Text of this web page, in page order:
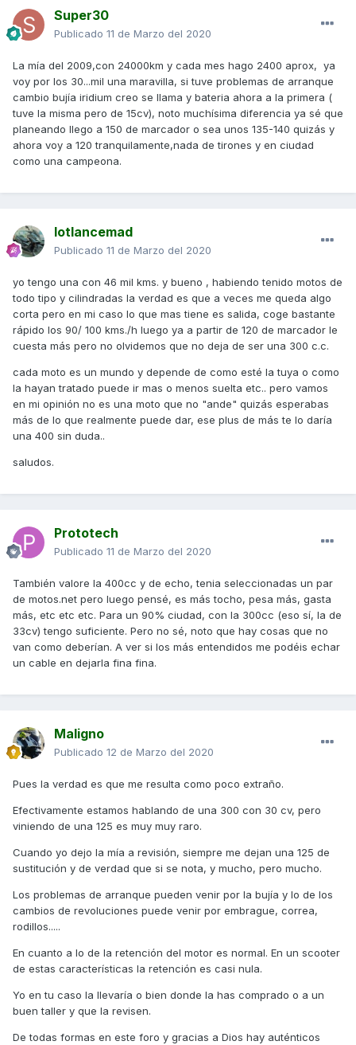
Super30
Publicado 11 de Marzo del 2020
La mía del 2009,con 24000km y cada mes hago 2400 aprox, ya
voy por los 30...mil una maravilla, si tuve problemas de arranque
cambio bujía iridium creo se llama y bateria ahora a la primera (
tuve la misma pero de 15cv), noto muchísima diferencia ya sé que
planeando llego a 150 de marcador o sea unos 135-140 quizás y
ahora voy a 120 tranquilamente,nada de tirones y en ciudad
como una campeona.
lotlancemad
Publicado 11 de Marzo del 2020
yo tengo una con 46 mil kms. y bueno , habiendo tenido motos de
todo tipo y cilindradas la verdad es que a veces me queda algo
corta pero en mi caso lo que mas tiene es salida, coge bastante
rápido los 90/ 100 kms./h luego ya a partir de 120 de marcador le
cuesta más pero no olvidemos que no deja de ser una 300 c.c.
cada moto es un mundo y depende de como esté la tuya o como
la hayan tratado puede ir mas o menos suelta etc.. pero vamos
en mi opinión no es una moto que no "ande" quizás esperabas
más de lo que realmente puede dar, ese plus de más te lo daría
una 400 sin duda..
saludos.
Prototech
Publicado 11 de Marzo del 2020
También valore la 400cc y de echo, tenia seleccionadas un par
de motos.net pero luego pensé, es más tocho, pesa más, gasta
más, etc etc etc. Para un 90% ciudad, con la 300cc (eso sí, la de
33cv) tengo suficiente. Pero no sé, noto que hay cosas que no
van como deberían. A ver si los más entendidos me podéis echar
un cable en dejarla fina fina.
Maligno
Publicado 12 de Marzo del 2020
Pues la verdad es que me resulta como poco extraño.
Efectivamente estamos hablando de una 300 con 30 cv, pero
viniendo de una 125 es muy muy raro.
Cuando yo dejo la mía a revisión, siempre me dejan una 125 de
sustitución y de verdad que si se nota, y mucho, pero mucho.
Los problemas de arranque pueden venir por la bujía y lo de los
cambios de revoluciones puede venir por embrague, correa,
rodillos.....
En cuanto a lo de la retención del motor es normal. En un scooter
de estas características la retención es casi nula.
Yo en tu caso la llevaría o bien donde la has comprado o a un
buen taller y que la revisen.
De todas formas en este foro y gracias a Dios hay auténticos